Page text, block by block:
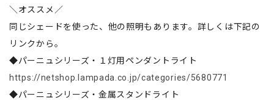
＼オススメ／
同じシェードを使った、他の照明もあります。詳しくは下記の
リンクから。
◆パーニュシリーズ・１灯用ペンダントライト
https://netshop.lampada.co.jp/categories/5680771
◆パーニュシリーズ・金属スタンドライト